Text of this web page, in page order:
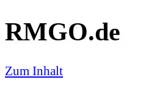
RMGO.de
Zum Inhalt